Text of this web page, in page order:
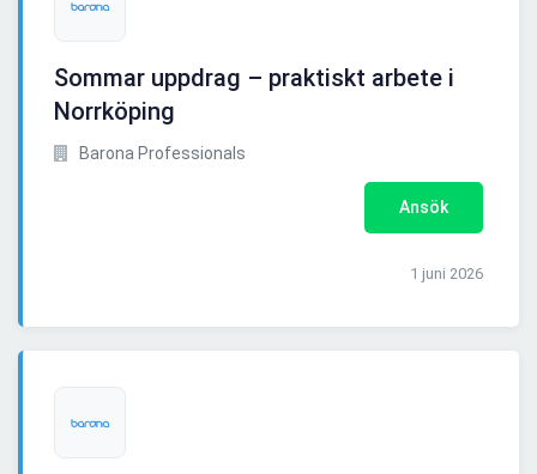
Sommar uppdrag – praktiskt arbete i
Norrköping
Barona Professionals
Ansök
1 juni 2026